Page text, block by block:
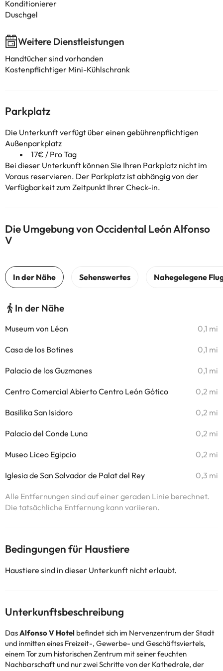
Konditionierer
Duschgel
Weitere Dienstleistungen
Handtücher sind vorhanden
Kostenpflichtiger Mini-Kühlschrank
Parkplatz
Die Unterkunft verfügt über einen gebührenpflichtigen
Außenparkplatz
17€ / Pro Tag
Bei dieser Unterkunft können Sie Ihren Parkplatz nicht im
Voraus reservieren. Der Parkplatz ist abhängig von der
Verfügbarkeit zum Zeitpunkt Ihrer Check-in.
Die Umgebung von Occidental León Alfonso
V
In der Nähe
Museum von Léon 0,1 mi
Casa de los Botines 0,1 mi
Palacio de los Guzmanes 0,1 mi
Centro Comercial Abierto Centro León Gótico 0,2 mi
Basilika San Isidoro 0,2 mi
Palacio del Conde Luna 0,2 mi
Museo Liceo Egipcio 0,2 mi
Iglesia de San Salvador de Palat del Rey 0,3 mi
Alle Entfernungen sind auf einer geraden Linie berechnet.
Die tatsächliche Entfernung kann variieren.
Bedingungen für Haustiere
Haustiere sind in dieser Unterkunft nicht erlaubt.
Unterkunftsbeschreibung
DasAlfonso V Hotel befindet sich im Nervenzentrum der Stadt
und inmitten eines Freizeit-, Gewerbe- und Geschäftsviertels,
einem Tor zum historischen Zentrum mit seiner feuchten
Nachbarschaft und nur zwei Schritte von der Kathedrale, der